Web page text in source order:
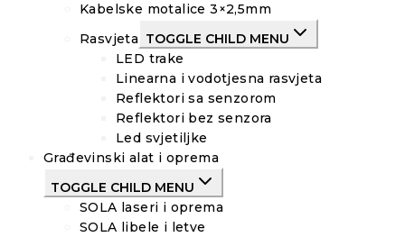
Kabelske motalice 3×2,5mm
Rasvjeta TOGGLE CHILD MENU
LED trake
Linearna i vodotjesna rasvjeta
Reflektori sa senzorom
Reflektori bez senzora
Led svjetiljke
Građevinski alat i oprema
TOGGLE CHILD MENU
SOLA laseri i oprema
SOLA libele i letve